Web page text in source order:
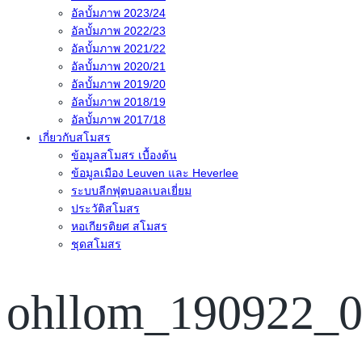
อัลบั้มภาพ 2023/24
อัลบั้มภาพ 2022/23
อัลบั้มภาพ 2021/22
อัลบั้มภาพ 2020/21
อัลบั้มภาพ 2019/20
อัลบั้มภาพ 2018/19
อัลบั้มภาพ 2017/18
เกี่ยวกับสโมสร
ข้อมูลสโมสร เบื้องต้น
ข้อมูลเมือง Leuven และ Heverlee
ระบบลีกฟุตบอลเบลเยี่ยม
ประวัติสโมสร
หอเกียรติยศ สโมสร
ชุดสโมสร